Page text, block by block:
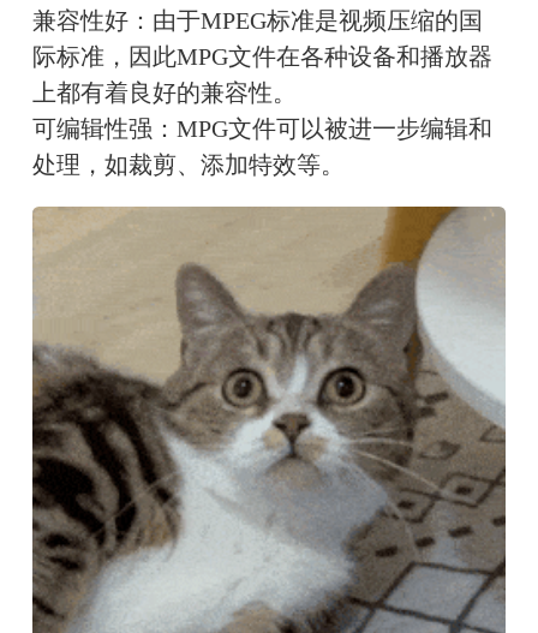
兼容性好：由于MPEG标准是视频压缩的国
际标准，因此MPG文件在各种设备和播放器
上都有着良好的兼容性。
可编辑性强：MPG文件可以被进一步编辑和
处理，如裁剪、添加特效等。